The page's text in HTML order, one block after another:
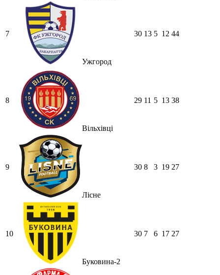
7
Ужгород
30 13 5 12 44
8
Вільхівці
29 11 5 13 38
9
Лісне
30 8 3 19 27
10
Буковина-2
30 7 6 17 27